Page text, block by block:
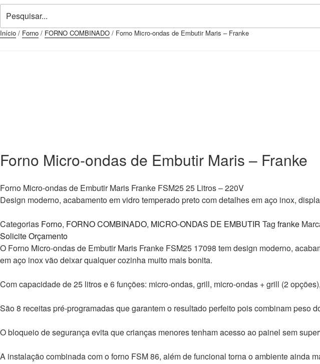
Início / Forno / FORNO COMBINADO / Forno Micro-ondas de Embutir Maris – Franke
Forno Micro-ondas de Embutir Maris – Franke
Forno Micro-ondas de Embutir Maris Franke FSM25 25 Litros – 220V
Design moderno, acabamento em vidro temperado preto com detalhes em aço inox,
Categorias Forno, FORNO COMBINADO, MICRO-ONDAS DE EMBUTIR Tag franke
Solicite Orçamento
O Forno Micro-ondas de Embutir Maris Franke FSM25 17098 tem design moderno,
em aço inox vão deixar qualquer cozinha muito mais bonita.
Com capacidade de 25 litros e 6 funções: micro-ondas, grill, micro-ondas + grill (2
São 8 receitas pré-programadas que garantem o resultado perfeito pois combinam peso
O bloqueio de segurança evita que crianças menores tenham acesso ao painel sem
A instalação combinada com o forno FSM 86, além de funcional torna o ambiente ainda